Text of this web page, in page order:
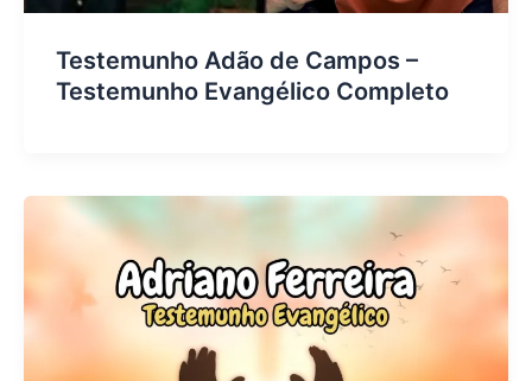
Testemunho Adão de Campos –
Testemunho Evangélico Completo